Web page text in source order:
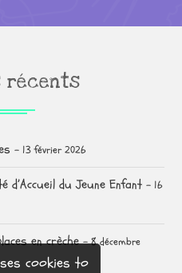
récents
13 février 2026
d’Accueil du Jeune Enfant
16
en crèche
8 décembre
cookies to